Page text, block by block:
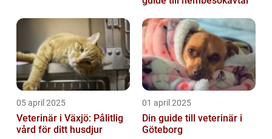
05 april 2025
Veterinär i Växjö: Pålitlig
vård för ditt husdjur
01 april 2025
Din guide till veterinär i
Göteborg